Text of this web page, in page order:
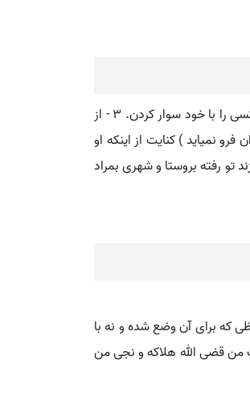
۱ - ( مصدر ) از پی در آمدن از پی فرا شدن پس روی کردن پیروی کردن در پی کسی رفتن. ۲ - ( مصدر ) از پی در آوردن سپس نشاندن به ترک نشاندن کسی را با خود سوار کردن. ۳ - از
نمیاید ) کنایت از اینکه او
تو رفته بروستا و شهری بمراد
که برای آن وضع شده و نه با
من قضی الله هلاکه و نجی من